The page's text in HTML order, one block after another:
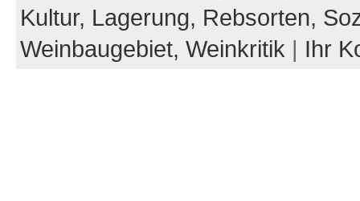
Kultur, Lagerung, Rebsorten,
Weinbaugebiet, Weinkritik | Ihr